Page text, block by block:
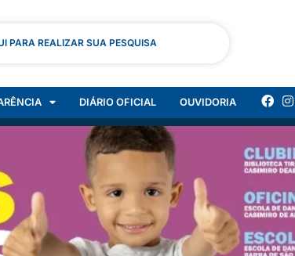
PARA REALIZAR SUA PESQUISA
DIÁRIO OFICIAL OUVIDORIA